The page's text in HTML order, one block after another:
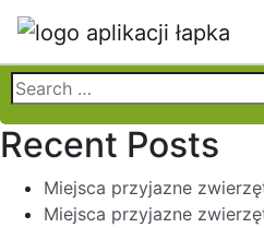
Locality:
Search
for:
Recent Posts
Miejsca przyjazne
Miejsca przyjazne